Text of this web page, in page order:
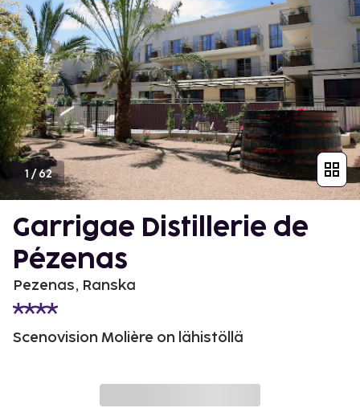
1 /62
Garrigae Distillerie de
Pézenas
Pezenas, Ranska
Scenovision Molière on lähistöllä